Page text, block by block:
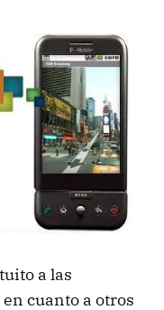
a las
en cuanto a otros